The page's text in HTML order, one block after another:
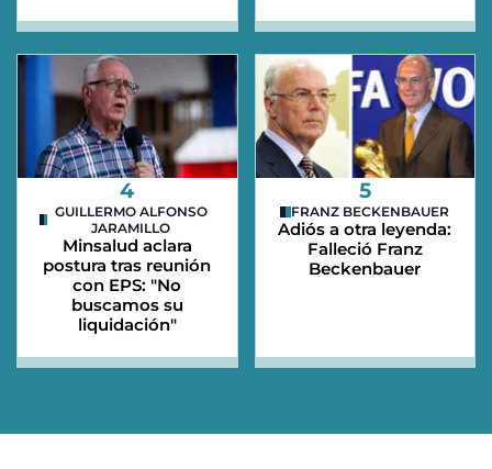
4
GUILLERMO ALFONSO
JARAMILLO
Minsalud aclara
postura tras reunión
con EPS: "No
buscamos su
liquidación"
5
FRANZ BECKENBAUER
Adiós a otra leyenda:
Falleció Franz
Beckenbauer